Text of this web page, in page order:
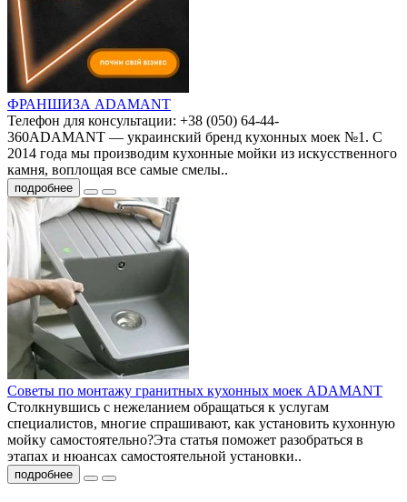
ФРАНШИЗА ADAMANT
Телефон для консультации: +38 (050) 64-44-
360ADAMANT — украинский бренд кухонных моек №1. С
2014 года мы производим кухонные мойки из искусственного
камня, воплощая все самые смелы..
подробнее
Советы по монтажу гранитных кухонных моек ADAMANT
Столкнувшись с нежеланием обращаться к услугам
специалистов, многие спрашивают, как установить кухонную
мойку самостоятельно?Эта статья поможет разобраться в
этапах и нюансах самостоятельной установки..
подробнее